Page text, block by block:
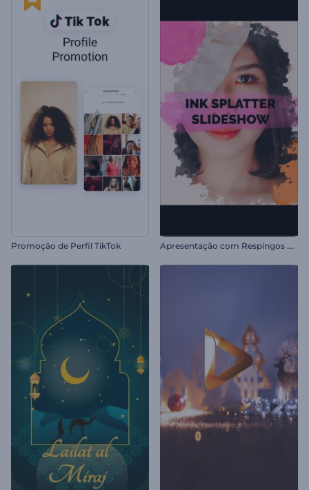
Promoção de Perfil TikTok A
presentação com Respingos de Tinta